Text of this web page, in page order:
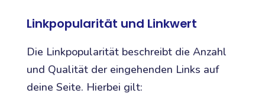
Linkpopularität und Linkwert
Die Linkpopularität beschreibt die Anzahl
und Qualität der eingehenden Links auf
deine Seite. Hierbei gilt: